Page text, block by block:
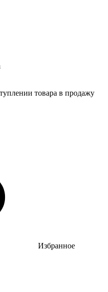
товара в продажу
Избранное